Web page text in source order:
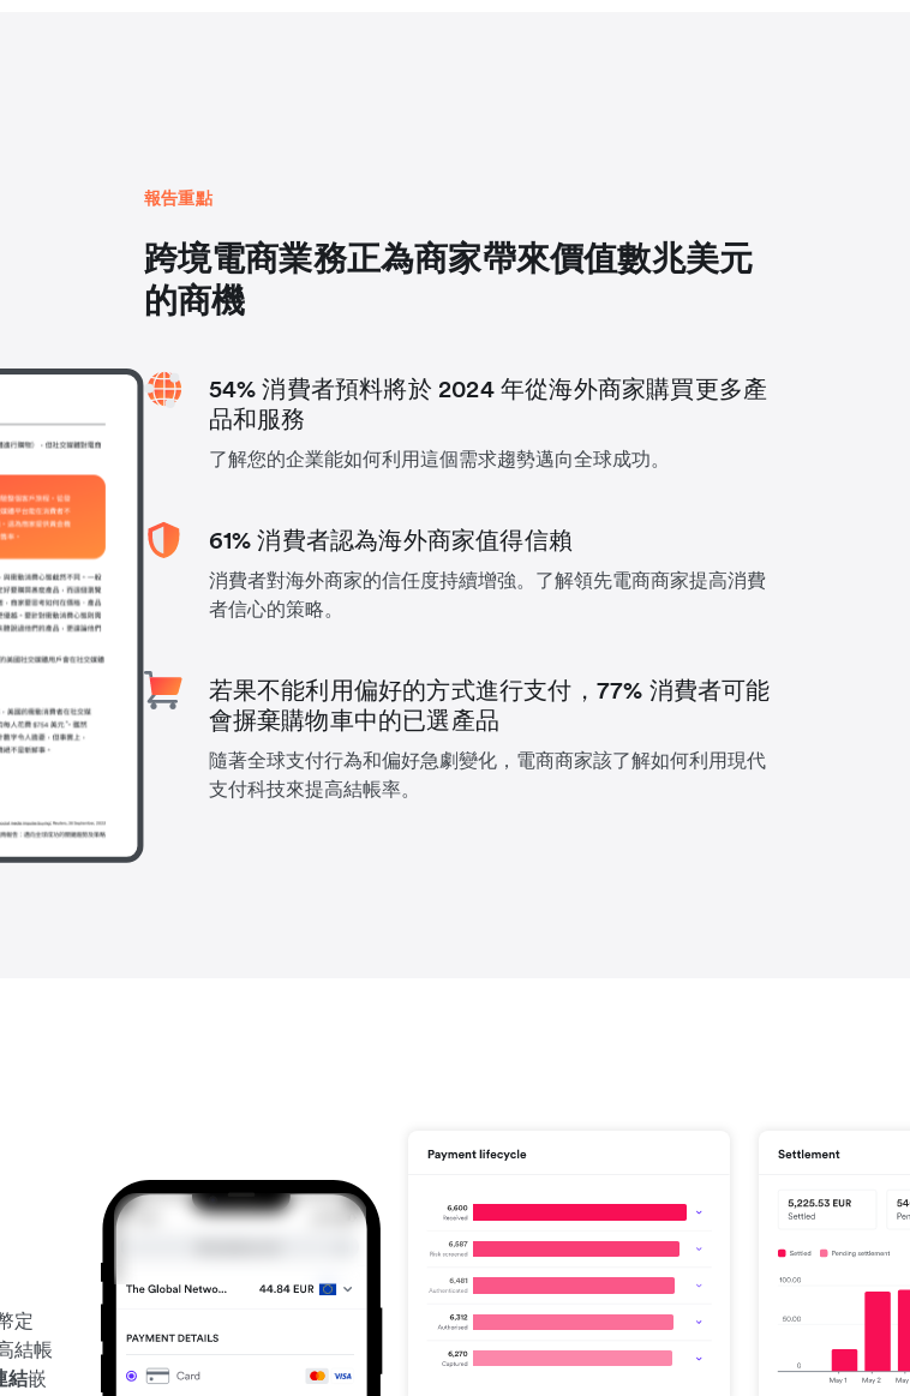
報告重點
跨境電商業務正為商家帶來價值數兆美元
的商機
54% 消費者預料將於 2024 年從海外商家購買更多產
品和服務
了解您的企業能如何利用這個需求趨勢邁向全球成功。
61% 消費者認為海外商家值得信賴
消費者對海外商家的信任度持續增強。了解領先電商商家提高消費
者信心的策略。
若果不能利用偏好的方式進行支付，77% 消費者可能
會摒棄購物車中的已選產品
隨著全球支付行為和偏好急劇變化，電商商家該了解如何利用現代
支付科技來提高結帳率。
定
結帳
結嵌